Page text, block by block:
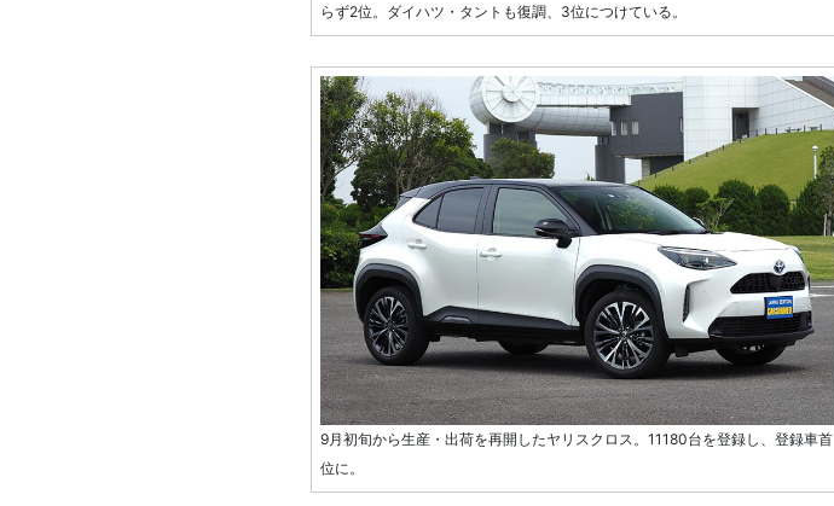
らず2位。ダイハツ・タントも復調、3位につけている。
9月初旬から生産・出荷を再開したヤリスクロス。11180台を登録し、登録車首
位に。